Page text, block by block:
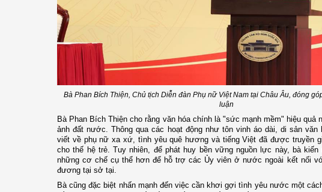
Bà Phan Bích Thiện, Chủ tịch Diễn đàn Phụ nữ Việt Nam tại Châu Âu, đóng
luận
Bà Phan Bích Thiện cho rằng văn hóa chính là "sức mạnh mềm" hiệu quả
ảnh đất nước. Thông qua các hoạt động như tôn vinh áo dài, di sản văn
viết về phụ nữ xa xứ, tình yêu quê hương và tiếng Việt đã được truyền
cho thế hệ trẻ. Tuy nhiên, để phát huy bền vững nguồn lực này, bà kiến
những cơ chế cụ thể hơn để hỗ trợ các Ủy viên ở nước ngoài kết nối
đương tại sở tại.
Bà cũng đặc biệt nhấn mạnh đến việc cần khơi gợi tình yêu nước một